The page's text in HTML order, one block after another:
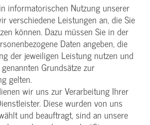
informatorischen Nutzung unserer
verschiedene Leistungen an, die Sie
können. Dazu müssen Sie in der
Daten angeben, die
der jeweiligen Leistung nutzen und
Grundsätze zur
gelten.
wir uns zur Verarbeitung Ihrer
Diese wurden von uns
und beauftragt, sind an unsere